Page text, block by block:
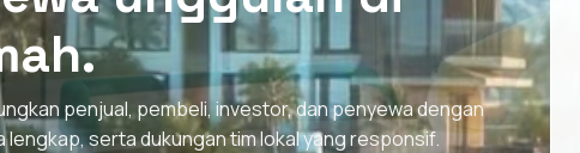
penjual, pembeli, investor, dan penyewa dengan
lengkap, serta dukungan tim lokal yang responsif.